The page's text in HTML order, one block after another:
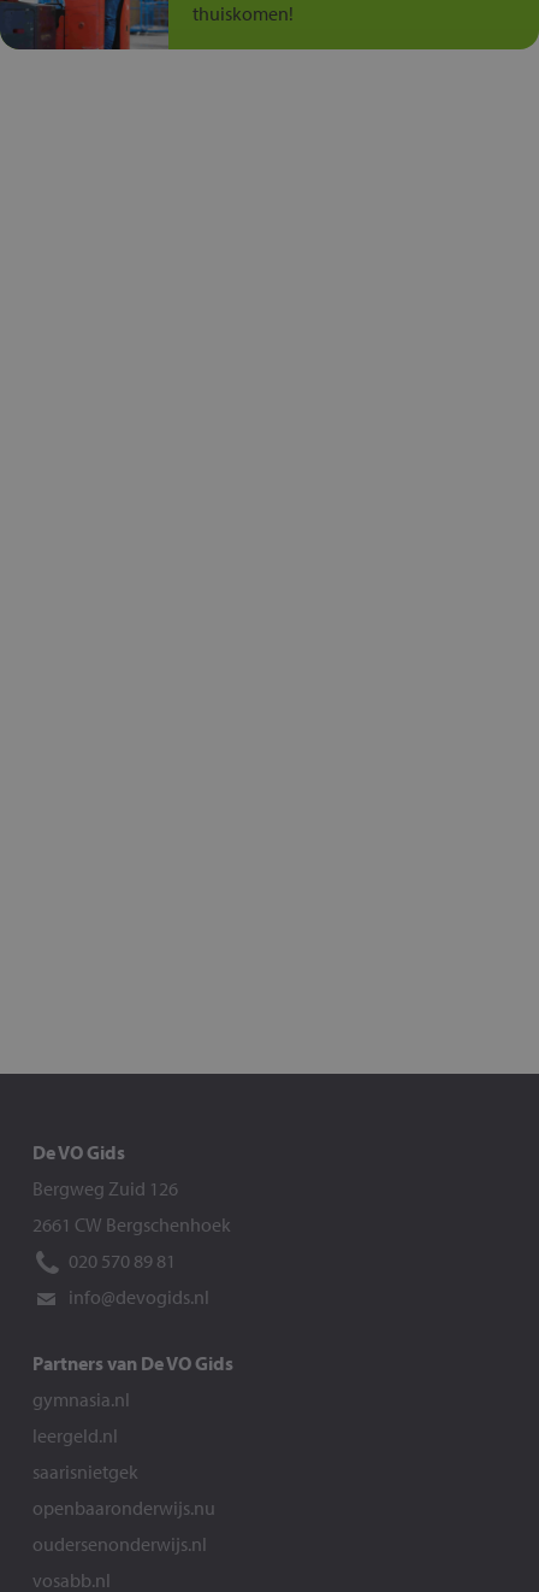
thuiskomen!
De VO Gids
Bergweg Zuid 126
2661 CW Bergschenhoek
020 570 89 81
info@devogids.nl
Partners van De VO Gids
gymnasia.nl
leergeld.nl
saarisnietgek
openbaaronderwijs.nu
oudersenonderwijs.nl
vosabb.nl